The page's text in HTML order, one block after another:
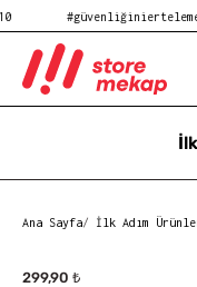
#güvenliğinierteleme
Ana Sayfa/ İlk Adım
299,90 ₺